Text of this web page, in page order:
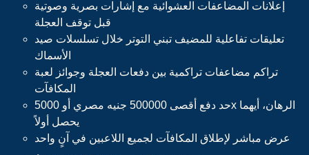
إعلانات المضاعفات العشوائية مع إشارات بصرية وصوتية
قبل توقف العجلة
تعليقات تفاعلية للمضيف تبني التوتر خلال تسلسلات صيد
الأسماك
تراكم مضاعفات تراكمية بين دفعات العجلة وجوائز لعبة
المكافآت
حد دفع أقصى 500000 جنيه مصري أو 5000x الرهان، أيهما
يحصل أولاً
عرض مباشر لإطلاق المكافآت لجميع اللاعبين في آنٍ واحد